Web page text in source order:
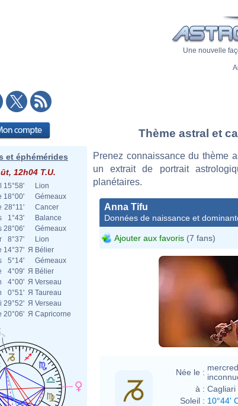
Une nouvelle
et éphémérides
12h04 T.U.
15°58'
Lion
18°00'
Gémeaux
28°11'
Cancer
1°43'
Balance
28°06'
Gémeaux
8°37'
Lion
14°37' Я Bélier
5°14'
Gémeaux
4°09' Я Bélier
4°00' Я Verseau
0°51' Я Taureau
29°52' Я Verseau
20°06' Я Capricorne
Thème astral et
Prenez connaissance du thème
un extrait de portrait
planétaires.
Anna Tifu
Données de naissance et
Ajouter aux favoris (7 fans)
Née le :
à : Cagliari
Soleil : 10°44'